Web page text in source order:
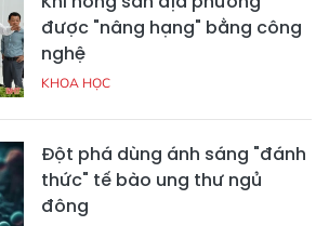
được "nâng hạng" bằng công
nghệ
KHOA HỌC
Đột phá dùng ánh sáng "đánh
thức" tế bào ung thư ngủ
đông